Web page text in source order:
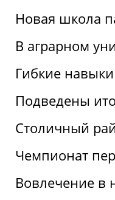
Новая школа
В аграрном
Гибкие
Подведены
Столичный
Чемпионат
Вовлечение в